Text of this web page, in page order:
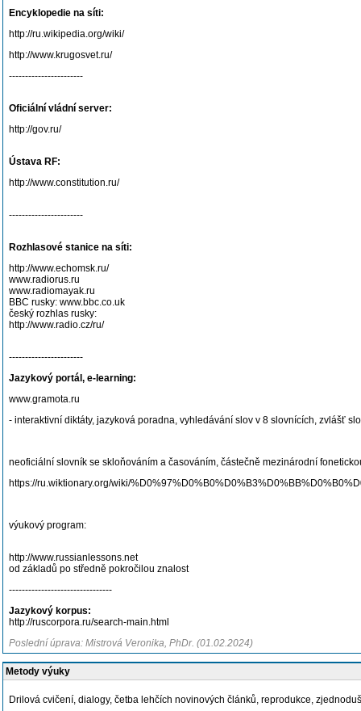
Encyklopedie na síti:
http://ru.wikipedia.org/wiki/
http://www.krugosvet.ru/
-----------------------
Oficiální vládní server:
http://gov.ru/
Ústava RF:
http://www.constitution.ru/
-----------------------
Rozhlasové stanice na síti:
http://www.echomsk.ru/
www.radiorus.ru
www.radiomayak.ru
BBC rusky: www.bbc.co.uk
český rozhlas rusky:
http://www.radio.cz/ru/
-----------------------
Jazykový portál, e-learning:
www.gramota.ru
- interaktivní diktáty, jazyková poradna, vyhledávání slov v 8 slovnících, zvlášť
neoficiální slovník se skloňováním a časováním, částečně mezinárodní
https://ru.wiktionary.org/wiki/
výukový program:
http://www.russianlessons.net
od základů po středně pokročilou znalost
--------------------------------
Jazykový korpus:
http://ruscorpora.ru/search-main.html
Poslední úprava: Mistrová Veronika, PhDr. (01.02.2024)
Metody výuky
Drilová cvičení, dialogy, četba lehčích novinových článků, reprodukce,